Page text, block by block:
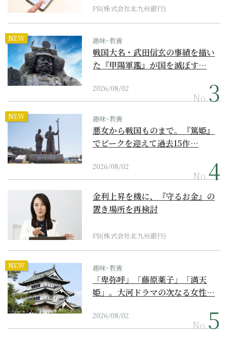
PR(株式会社北九州銀行)
NEW 趣味･教養
戦国大名・武田信玄の事績を描い
た『甲陽軍鑑』が国を滅ぼす…
2026/08/02
No.
NEW 趣味･教養
悪女から戦国ものまで。『篤姫』
でピークを迎えて過去15作…
2026/08/02
No.
金利上昇を機に、『守るお金』の
置き場所を再検討
PR(株式会社北九州銀行)
NEW 趣味･教養
「卑弥呼」「藤原薬子」「満天
姫」。大河ドラマの次なる女性…
2026/08/02
No.